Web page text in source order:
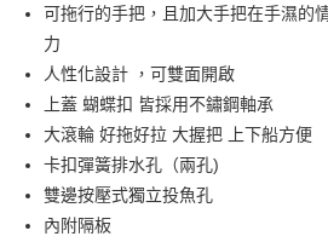
【繳款方式說明】
1.分期款項不併入電信帳單，「大哥付你分期
醒簡訊。
2.透過簡訊連結打開帳單後，可選擇「超商條
帳／街口支付／iPASS MONEY」等通路繳費。
【注意事項】
1.本服務係由「台灣大哥大股份有限公司」（
用戶於交易時，得透過本服務購買商品或服務
買賣價金債權讓與本公司後，依約使用本公司
2.基於同意付款使用「大哥付你分期」之契約
【「AFTEE先享後付」結帳流程】
１．於結帳方式選擇「AFTEE先享後付」後，
結帳頁面，進行簡訊認證並確認金額後，即可
２．訂單成立數日內，您將收到繳費通知簡訊。
３．收到繳費通知簡訊後14天內，點擊此簡訊
※ 請注意：結帳手續完成當下不需立刻繳費，
購買商品的店家。未經商家同意取消之訂單仍
後付繳納相關費用。
※ 交易是否成功請以「AFTEE先享後付 」之
運送方式
一般宅配（門市自取請勿下單，請聯繫客
每筆NT$100，滿NT$2,000(含以上)免運費
大型宅配(門市自取請勿下單，請聯繫客服
每筆NT$150，滿NT$2,000(含以上)免運費
貨到付款（門市自取請勿下單，請聯繫客
可拖行的手把，且加大手把在手濕的
力
人性化設計 ，可雙面開啟
上蓋 蝴蝶扣 皆採用不鏽鋼軸承
大滾輪 好拖好拉 大握把 上下船方便
卡扣彈簧排水孔（兩孔)
雙邊按壓式獨立投魚孔
內附隔板